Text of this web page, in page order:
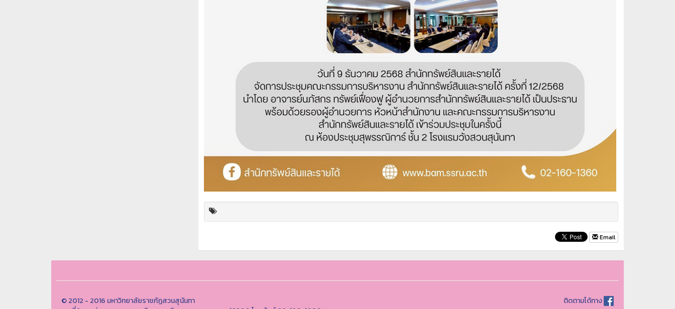
Email
© 2012 - 2016 มหาวิทยาลัยราชภัฏสวนสุนันทา
ติดตามได้ทาง